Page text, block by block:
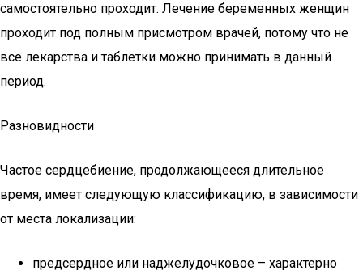
самостоятельно проходит. Лечение беременных женщин
проходит под полным присмотром врачей, потому что не
все лекарства и таблетки можно принимать в данный
период.
Разновидности
Частое сердцебиение, продолжающееся длительное
время, имеет следующую классификацию, в зависимости
от места локализации:
предсердное или наджелудочковое – характерно